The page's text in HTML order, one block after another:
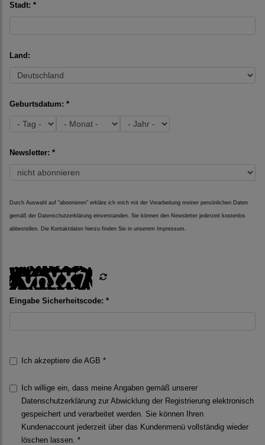
Stadt: *
Land:
Geburtsdatum: *
Newsletter: *
Durch Auswahl auf "abonnieren" erkläre ich mich mit der Verarbeitung meiner persönlichen Daten
gemäß der Datenschutzerklärung einverstanden. Sie können den Newsletter jederzeit kostenlos
abbestellen. Die Kontaktdaten hierzu finden Sie in unserem Impressum.
Eingabe Sicherheitscode: *
Ich akzeptiere die AGB *
Ich willige ein, dass meine Angaben gemäß unserer
Datenschutzerklärung zur Abwicklung der Registrierung elektronisch
gespeichert und verarbeitet werden. Sie können Ihren
Kundenaccount jederzeit über das Kundenmenü vollständig wieder
löschen lassen. *